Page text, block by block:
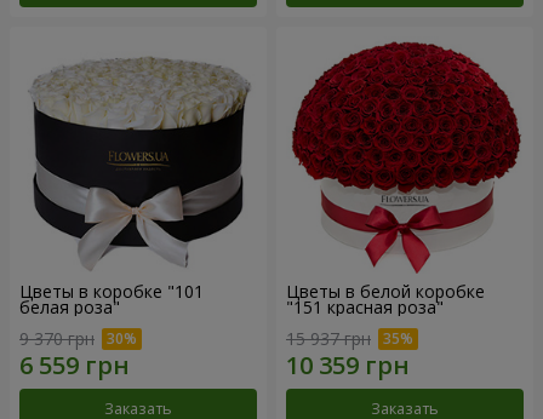
Цветы в коробке "101
белая роза"
9 370 грн
Заказать
Цветы в белой коробке
"151 красная роза"
15 937 грн
Заказать